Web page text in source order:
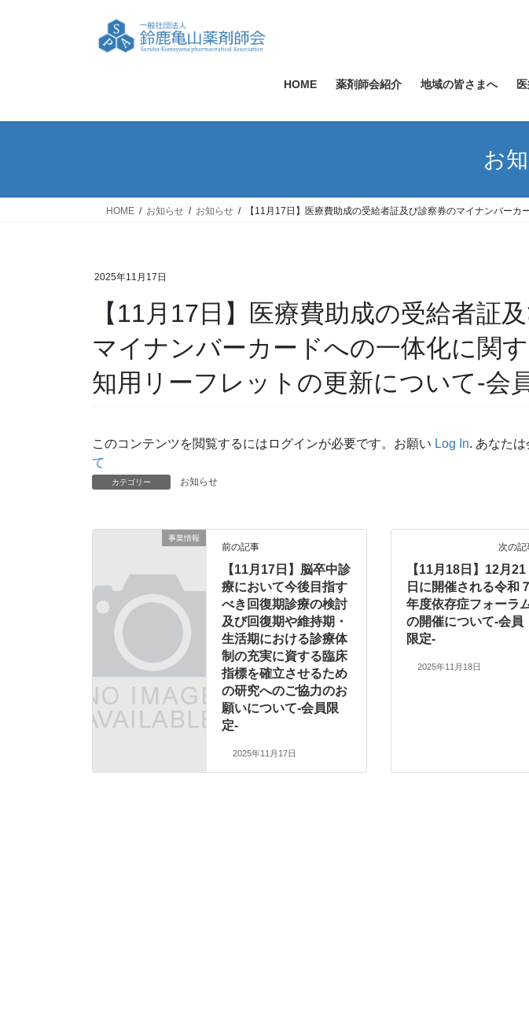
ス
ン
HOME 薬剤師会紹介 地域の皆さまへ
お
HOME お知らせ お知らせ 【11月17日】医療費助成の受給者証及び診察券のマイナンバー
2025年11月17日
【11月17日】医療費助成の受給者証
マイナンバーカードへの一体化に関
知用リーフレットの更新について-会
このコンテンツを閲覧するにはログインが必要です。お願い Log In. あなた
て
カテゴリー お知らせ
事業情報
前の記事
【11月17日】脳卒中診
療において今後目指す
べき回復期診療の検討
及び回復期や維持期・
生活期における診療体
制の充実に資する臨床
指標を確立させるため
の研究へのご協力のお
願いについて-会員限
定-
2025年11月17日
次の記
【11月18日】12月21
日に開催される令和７
年度依存症フォーラ
の開催について-会員
限定-
2025年11月18日